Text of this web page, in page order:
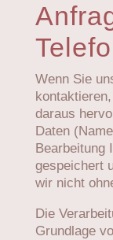
Wenn Sie
daraus
Daten
Bearbeitung
gespeichert
wir nicht
Die
Grundlage